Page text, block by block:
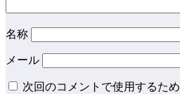
名称
メール
次回のコメントで使用するた